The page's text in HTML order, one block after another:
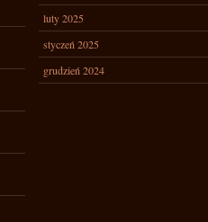
luty 2025
styczeń 2025
grudzień 2024